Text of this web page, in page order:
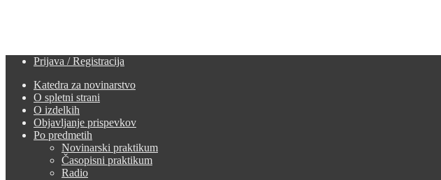
Prijava / Registracija
Katedra za novinarstvo
O spletni strani
O izdelkih
Objavljanje prispevkov
Po predmetih
Novinarski praktikum
Časopisni praktikum
Radio